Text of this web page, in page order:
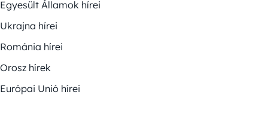
Egyesült Államok hírei
Ukrajna hírei
Románia hírei
Orosz hírek
Európai Unió hírei